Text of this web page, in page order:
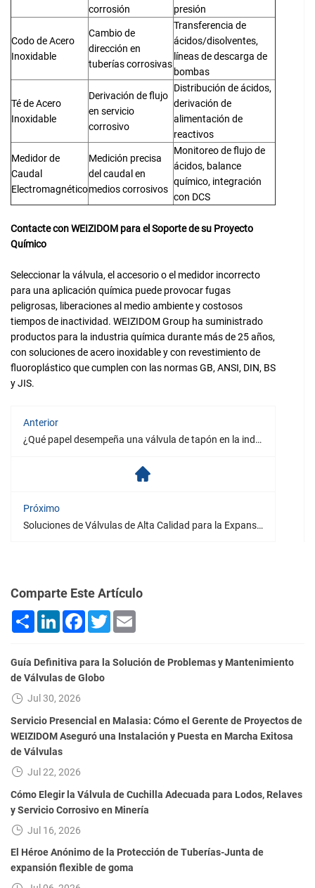
corrosión
presión
Codo de Acero
Inoxidable
Cambio de
dirección en
tuberías corrosivas
Transferencia de
ácidos/disolventes,
líneas de descarga de
bombas
Té de Acero
Inoxidable
Derivación de flujo
en servicio
corrosivo
Distribución de ácidos,
derivación de
alimentación de
reactivos
Medidor de
Caudal
Electromagnético
Medición precisa
del caudal en
medios corrosivos
Monitoreo de flujo de
ácidos, balance
químico, integración
con DCS
Contacte con WEIZIDOM para el Soporte de su Proyecto
Químico
Seleccionar la válvula, el accesorio o el medidor incorrecto
para una aplicación química puede provocar fugas
peligrosas, liberaciones al medio ambiente y costosos
tiempos de inactividad. WEIZIDOM Group ha suministrado
productos para la industria química durante más de 25 años,
con soluciones de acero inoxidable y con revestimiento de
fluoroplástico que cumplen con las normas GB, ANSI, DIN, BS
y JIS.
Anterior
¿Qué papel desempeña una válvula de tapón en la industria minera?
Próximo
Soluciones de Válvulas de Alta Calidad para la Expansión Petrolera en Malasia | WEIZIDOM
Comparte Este Artículo
ShareLinkedInFacebook
Twitter
Guía Definitiva para la Solución de Problemas y Mantenimiento
de Válvulas de Globo
Jul 30, 2026
Servicio Presencial en Malasia: Cómo el Gerente de Proyectos de
WEIZIDOM Aseguró una Instalación y Puesta en Marcha Exitosa
de Válvulas
Jul 22, 2026
Cómo Elegir la Válvula de Cuchilla Adecuada para Lodos, Relaves
y Servicio Corrosivo en Minería
Jul 16, 2026
El Héroe Anónimo de la Protección de Tuberías-Junta de
expansión flexible de goma